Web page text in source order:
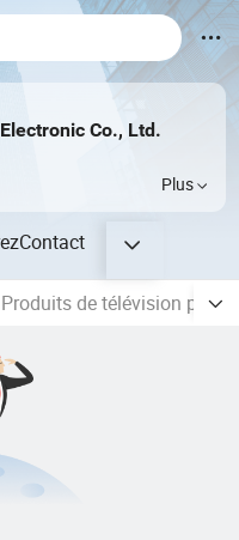
Co., Ltd.
Plus
Contact
Produits de télévision par